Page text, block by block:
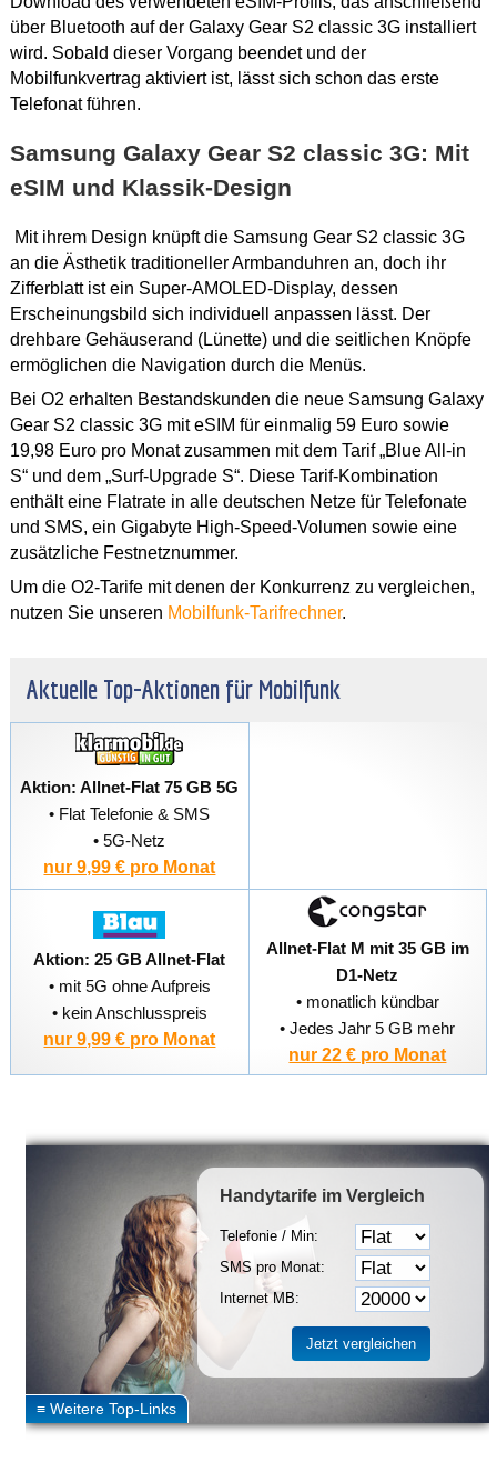
über Bluetooth auf der Galaxy Gear S2 classic 3G installiert
wird. Sobald dieser Vorgang beendet und der
Mobilfunkvertrag aktiviert ist, lässt sich schon das erste
Telefonat führen.
Samsung Galaxy Gear S2 classic 3G: Mit
eSIM und Klassik-Design
Mit ihrem Design knüpft die Samsung Gear S2 classic 3G
an die Ästhetik traditioneller Armbanduhren an, doch ihr
Zifferblatt ist ein Super-AMOLED-Display, dessen
Erscheinungsbild sich individuell anpassen lässt. Der
drehbare Gehäuserand (Lünette) und die seitlichen Knöpfe
ermöglichen die Navigation durch die Menüs.
Bei O2 erhalten Bestandskunden die neue Samsung Galaxy
Gear S2 classic 3G mit eSIM für einmalig 59 Euro sowie
19,98 Euro pro Monat zusammen mit dem Tarif „Blue All-in
S“ und dem „Surf-Upgrade S“. Diese Tarif-Kombination
enthält eine Flatrate in alle deutschen Netze für Telefonate
und SMS, ein Gigabyte High-Speed-Volumen sowie eine
zusätzliche Festnetznummer.
Um die O2-Tarife mit denen der Konkurrenz zu vergleichen,
nutzen Sie unseren Mobilfunk-Tarifrechner.
Aktuelle Top-Aktionen für Mobilfunk
Aktion: Allnet-Flat 75 GB 5G
• Flat Telefonie & SMS
• 5G-Netz
nur 9,99 € pro Monat
Aktion: 25 GB Allnet-Flat
• mit 5G ohne Aufpreis
• kein Anschlusspreis
nur 9,99 € pro Monat
Allnet-Flat M mit 35 GB im
D1-Netz
• monatlich kündbar
• Jedes Jahr 5 GB mehr
nur 22 € pro Monat
Handytarife im Vergleich
Telefonie / Min:
SMS pro Monat:
Internet MB: